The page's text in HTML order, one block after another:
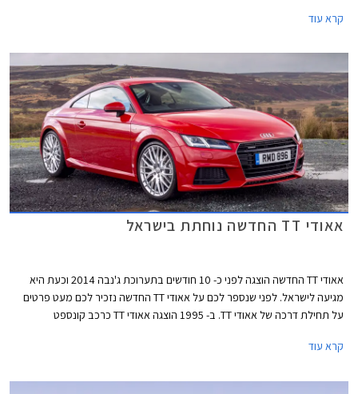
קרא עוד
אאודי TT החדשה נוחתת בישראל
אאודי TT החדשה הוצגה לפני כ- 10 חודשים בתערוכת ג'נבה 2014 וכעת היא
מגיעה לישראל. לפני שנספר לכם על אאודי TT החדשה נזכיר לכם מעט פרטים
על תחילת דרכה של אאודי TT. ב- 1995 הוצגה אאודי TT כרכב קונספט
בראשית המאה הקודמת תחת השם (Isle of Man TT (Tourist Trophy, יצרן
קרא עוד